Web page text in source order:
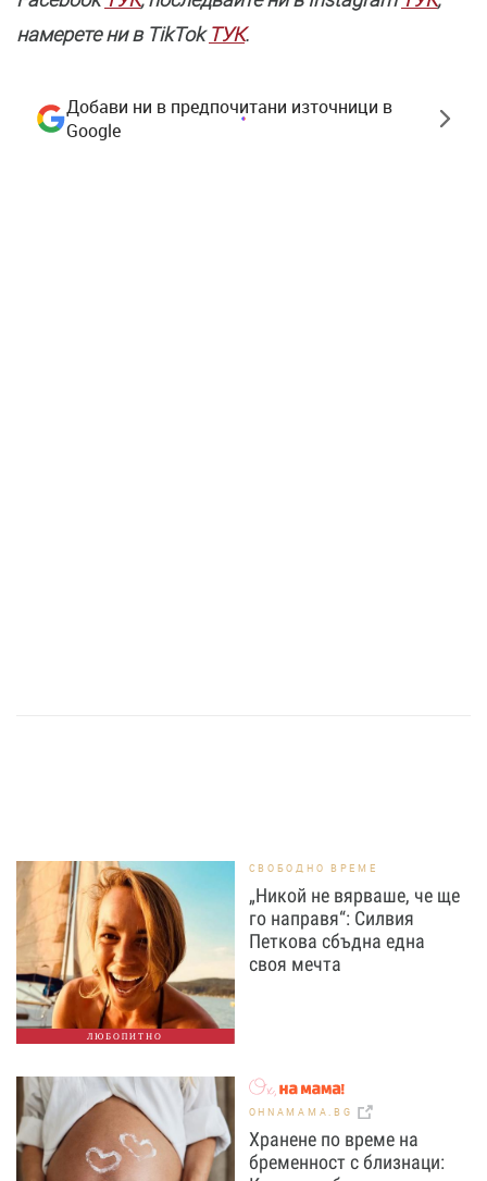
намерете ни в TikTokТУК.
Добави ни в предпочитани източници в
Google
ЛЮБОПИТНО
СВОБОДНО ВРЕМЕ
„Никой не вярваше, че ще
го направя“: Силвия
Петкова сбъдна една
своя мечта
OHNAMAMA.BG
Хранене по време на
бременност с близнаци: